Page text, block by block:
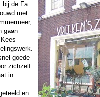
bij de Fa.
met
gaan
goede
zichzelf
in
en